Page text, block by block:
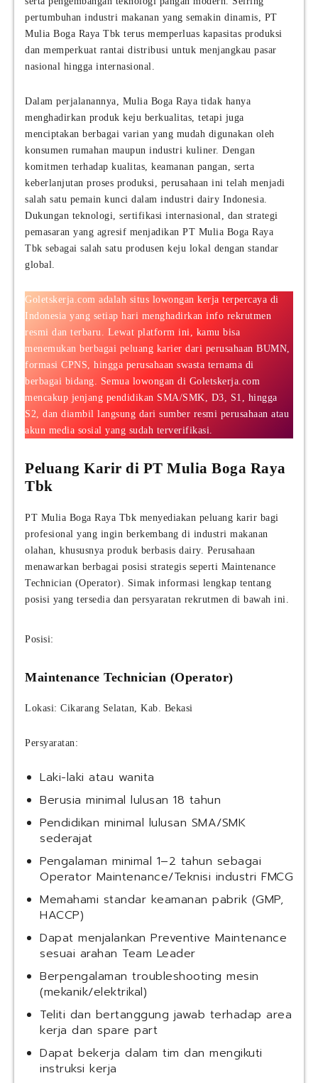
pertumbuhan industri makanan yang semakin dinamis, PT
Mulia Boga Raya Tbk terus memperluas kapasitas produksi
dan memperkuat rantai distribusi untuk menjangkau pasar
nasional hingga internasional.
Dalam perjalanannya, Mulia Boga Raya tidak hanya
menghadirkan produk keju berkualitas, tetapi juga
menciptakan berbagai varian yang mudah digunakan oleh
konsumen rumahan maupun industri kuliner. Dengan
komitmen terhadap kualitas, keamanan pangan, serta
keberlanjutan proses produksi, perusahaan ini telah menjadi
salah satu pemain kunci dalam industri dairy Indonesia.
Dukungan teknologi, sertifikasi internasional, dan strategi
pemasaran yang agresif menjadikan PT Mulia Boga Raya
Tbk sebagai salah satu produsen keju lokal dengan standar
global.
Goletskerja.com adalah situs lowongan kerja terpercaya di
Indonesia yang setiap hari menghadirkan info rekrutmen
resmi dan terbaru. Lewat platform ini, kamu bisa
menemukan berbagai peluang karier dari perusahaan BUMN,
formasi CPNS, hingga perusahaan swasta ternama di
berbagai bidang. Semua lowongan di Goletskerja.com
mencakup jenjang pendidikan SMA/SMK, D3, S1, hingga
S2, dan diambil langsung dari sumber resmi perusahaan atau
akun media sosial yang sudah terverifikasi.
Peluang Karir di PT Mulia Boga Raya
Tbk
PT Mulia Boga Raya Tbk menyediakan peluang karir bagi
profesional yang ingin berkembang di industri makanan
olahan, khususnya produk berbasis dairy. Perusahaan
menawarkan berbagai posisi strategis seperti Maintenance
Technician (Operator). Simak informasi lengkap tentang
posisi yang tersedia dan persyaratan rekrutmen di bawah ini.
Posisi:
Maintenance Technician (Operator)
Lokasi: Cikarang Selatan, Kab. Bekasi
Persyaratan:
Laki-laki atau wanita
Berusia minimal lulusan 18 tahun
Pendidikan minimal lulusan SMA/SMK
sederajat
Pengalaman minimal 1–2 tahun sebagai
Operator Maintenance/Teknisi industri FMCG
Memahami standar keamanan pabrik (GMP,
HACCP)
Dapat menjalankan Preventive Maintenance
sesuai arahan Team Leader
Berpengalaman troubleshooting mesin
(mekanik/elektrikal)
Teliti dan bertanggung jawab terhadap area
kerja dan spare part
Dapat bekerja dalam tim dan mengikuti
instruksi kerja